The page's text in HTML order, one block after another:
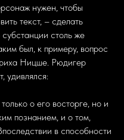
нужен, чтобы
текст, – сделать
столь же
был, к примеру, вопрос
Ницше. Рюдигер
удивлялся:
о его восторге, но и
познанием, и о том,
в способности